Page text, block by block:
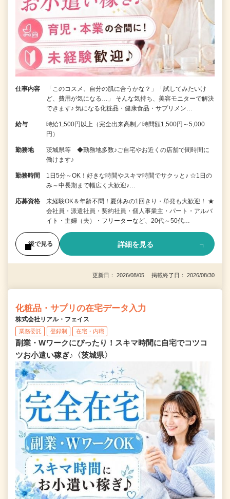
仕事内容
「このコスメ、自分の肌に合うかな？」「試してみたいけ
ど、費用が気になる…」 そんな気持ち、美容モニターで解決
できます♪ 気になる化粧品・健康食品・サプリメン…
給与
時給1,500円以上（完全出来高制／時間額1,500円～5,000
円）
勤務地
茨城県等 ◆勤務地多数♪ご自宅やお近くの店舗で間時間に
働けます♪
勤務時間
1日5分～OK！好きな時間やスキマ時間でサクッと♪ ☆1日の
み～中長期まで幅広く大歓迎♪…
応募資格
未経験OK＆年齢不問！夏休みの1回きり・単発も大歓迎！ ★
会社員・派遣社員・契約社員・個人事業主・パート・アルバ
イト・主婦（夫）・フリーターなど、20代～50代…
後で見る 詳細を見る
更新日： 2026/08/05 掲載終了日： 2026/08/30
化粧品・サプリの在宅データ入力
株式会社リアル・フェイス
業務委託 登録制 在宅・内職
副業・Wワークにぴったり！スキマ時間に自宅でコツコ
ツお小遣い稼ぎ♪〈茨城県〉